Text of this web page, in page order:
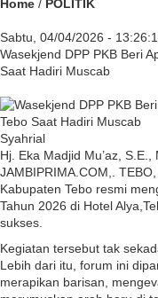
Home / POLITIK
Sabtu, 04/04/2026 -
Wasekjend DPP PKB Beri
Saat Hadiri Muscab
Syahrial
Hj. Eka Madjid Mu’az,
JAMBIPRIMA.COM,.
Kabupaten Tebo resmi
Tahun 2026 di Hotel
sukses.
Kegiatan tersebut tak
Lebih dari itu, forum ini
merapikan barisan,